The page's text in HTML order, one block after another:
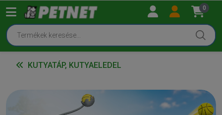
0
KUTYATÁP, KUTYAELEDEL